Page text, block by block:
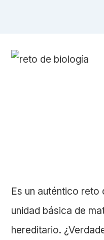
Es un auténtico reto
unidad básica de
hereditario.